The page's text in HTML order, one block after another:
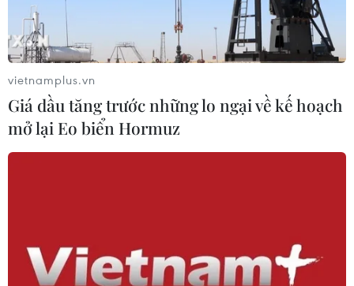
vietnamplus.vn
Giá dầu tăng trước những lo ngại về kế hoạch
mở lại Eo biển Hormuz